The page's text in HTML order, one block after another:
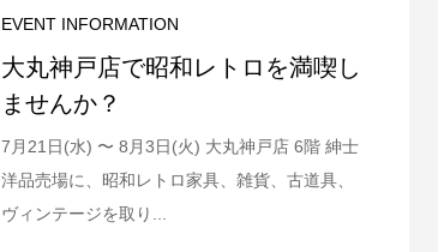
EVENT INFORMATION
大丸神戸店で昭和レトロを満喫し
ませんか？
7月21日(水) 〜 8月3日(火) 大丸神戸店 6階 紳士
洋品売場に、昭和レトロ家具、雑貨、古道具、
ヴィンテージを取り...